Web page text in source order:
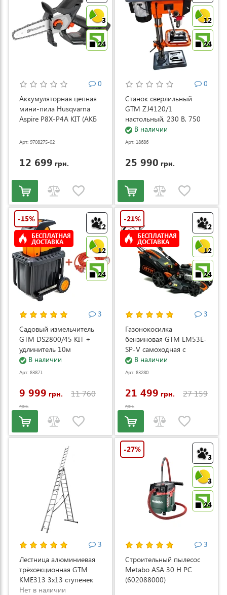
3
24
0
Аккумуляторная цепная
мини-пила Husqvarna
Aspire P8X-P4A KIT (АКБ
Арт: 9708275-02
12 699 грн.
12
24
0
Станок сверлильный
GTM ZJ4120/1
настольный, 230 В, 750
Вт (ZJ4120/1)
В наличии
Арт: 18686
25 990 грн.
12
12
24
-15%
БЕСПЛАТНАЯ
ДОСТАВКА
3
Садовый измельчитель
GTM DS2800/45 KIT +
удлинитель 10м
(DS2800/45_KIT+ext.cord)
В наличии
Арт: 83871
9 999 грн. 11 760
грн.
12
12
24
-21%
БЕСПЛАТНАЯ
ДОСТАВКА
3
Газонокосилка
бензиновая GTM LM53E-
SP-V самоходная с
электростартером и
регулировкой скорости
В наличии
Арт: 83280
21 499 грн. 27 159
грн.
3
Лестница алюминиевая
трёхсекционная GTM
KME313 3x13 ступенек
3.53-8.93м (KME313)
Нет в наличии
3
3
24
-27%
3
Строительный пылесос
Metabo ASA 30 H PC
(602088000)